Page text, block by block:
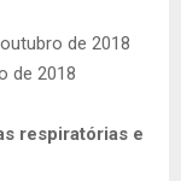
de 2018
de 2018
respiratórias e